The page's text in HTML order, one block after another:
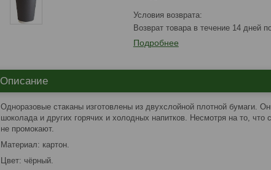
возврат товара в течение 14 дней
Подробнее
Описание
Одноразовые стаканы изготовлены из двухслойной плотной бумаги.
шоколада и других горячих и холодных напитков. Несмотря на то,
не промокают.
Материал: картон.
Цвет: чёрный.